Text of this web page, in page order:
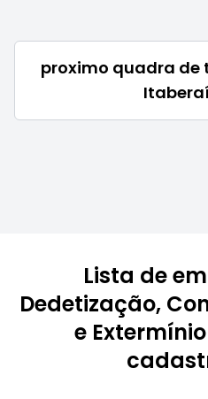
proximo quadra de
Lista de
Dedetização,
e